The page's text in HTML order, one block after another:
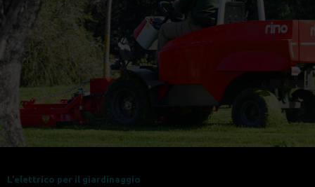
L’elettrico per il giardinaggio